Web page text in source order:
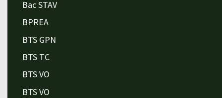
Bac STAV
BPREA
BTS GPN
BTS TC
BTS VO
BTS VO